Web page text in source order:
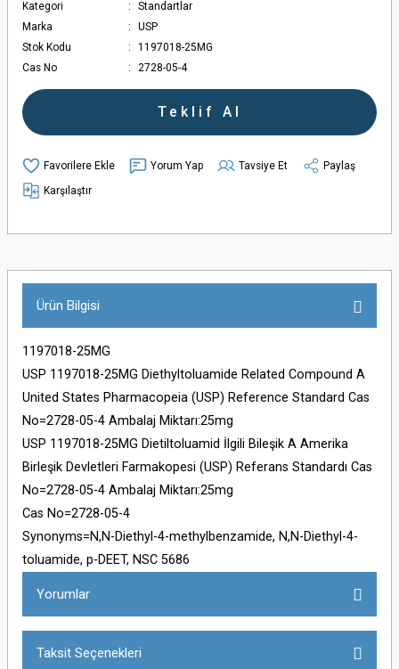
Kategori
Standartlar
Marka
USP
Stok Kodu
1197018-25MG
Cas No
2728-05-4
Teklif Al
Yorum Yap Tavsiye Et
Paylaş
Karşılaştır
Ürün Bilgisi
1197018-25MG
USP 1197018-25MG Diethyltoluamide Related Compound A
United States Pharmacopeia (USP) Reference Standard Cas
No=2728-05-4 Ambalaj Miktarı:25mg
USP 1197018-25MG Dietiltoluamid İlgili Bileşik A Amerika
Birleşik Devletleri Farmakopesi (USP) Referans Standardı Cas
No=2728-05-4 Ambalaj Miktarı:25mg
Cas No=2728-05-4
Synonyms=N,N-Diethyl-4-methylbenzamide, N,N-Diethyl-4-
toluamide, p-DEET, NSC 5686
Yorumlar
Taksit Seçenekleri